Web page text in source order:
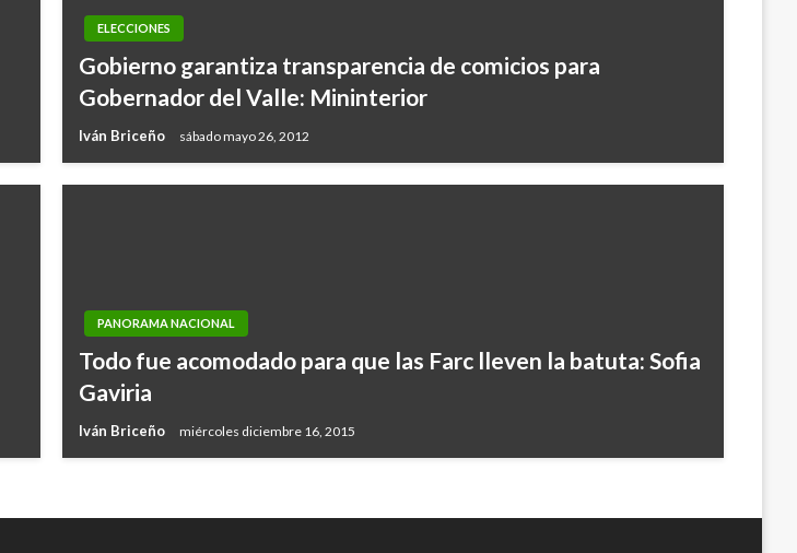
ELECCIONES
Gobierno garantiza transparencia de comicios para
Gobernador del Valle: Mininterior
Iván Briceño sábado mayo 26, 2012
PANORAMA NACIONAL
Todo fue acomodado para que las Farc lleven la batuta: Sofia
Gaviria
Iván Briceño miércoles diciembre 16, 2015